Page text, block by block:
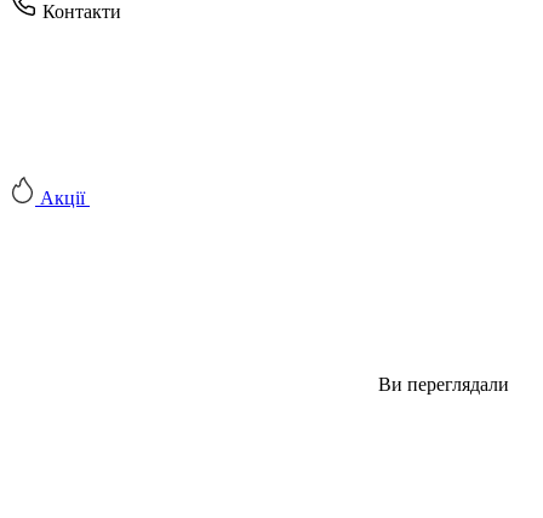
Контакти
Акції
Ви переглядали